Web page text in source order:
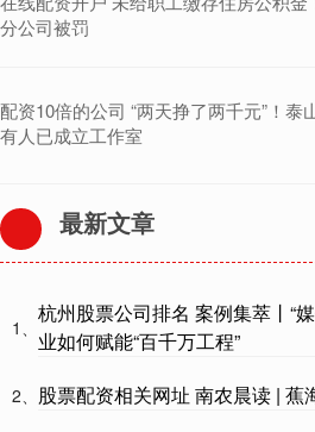
分公司被罚
配资10倍的公司 “两天挣了两千元”！泰
有人已成立工作室
最新文章
1、
杭州股票公司排名 案例集萃丨“
业如何赋能“百千万工程”
2、 股票配资相关网址 南农晨读 | 蕉